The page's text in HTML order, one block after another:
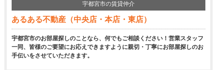
宇都宮市の賃貸仲介
あるある不動産（中央店・本店・東店）
宇都宮市のお部屋探しのことなら、何でもご相談ください！営業スタッフ
一同、皆様のご要望にお応えできますように親切・丁寧にお部屋探しのお
手伝いをさせていただきます。